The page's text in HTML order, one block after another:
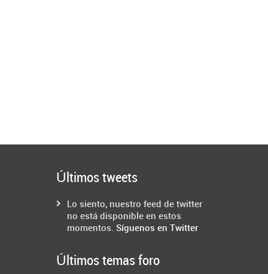
Últimos tweets
Lo siento, nuestro feed de twitter
no está disponible en estos
momentos. Síguenos en Twitter
Últimos temas foro